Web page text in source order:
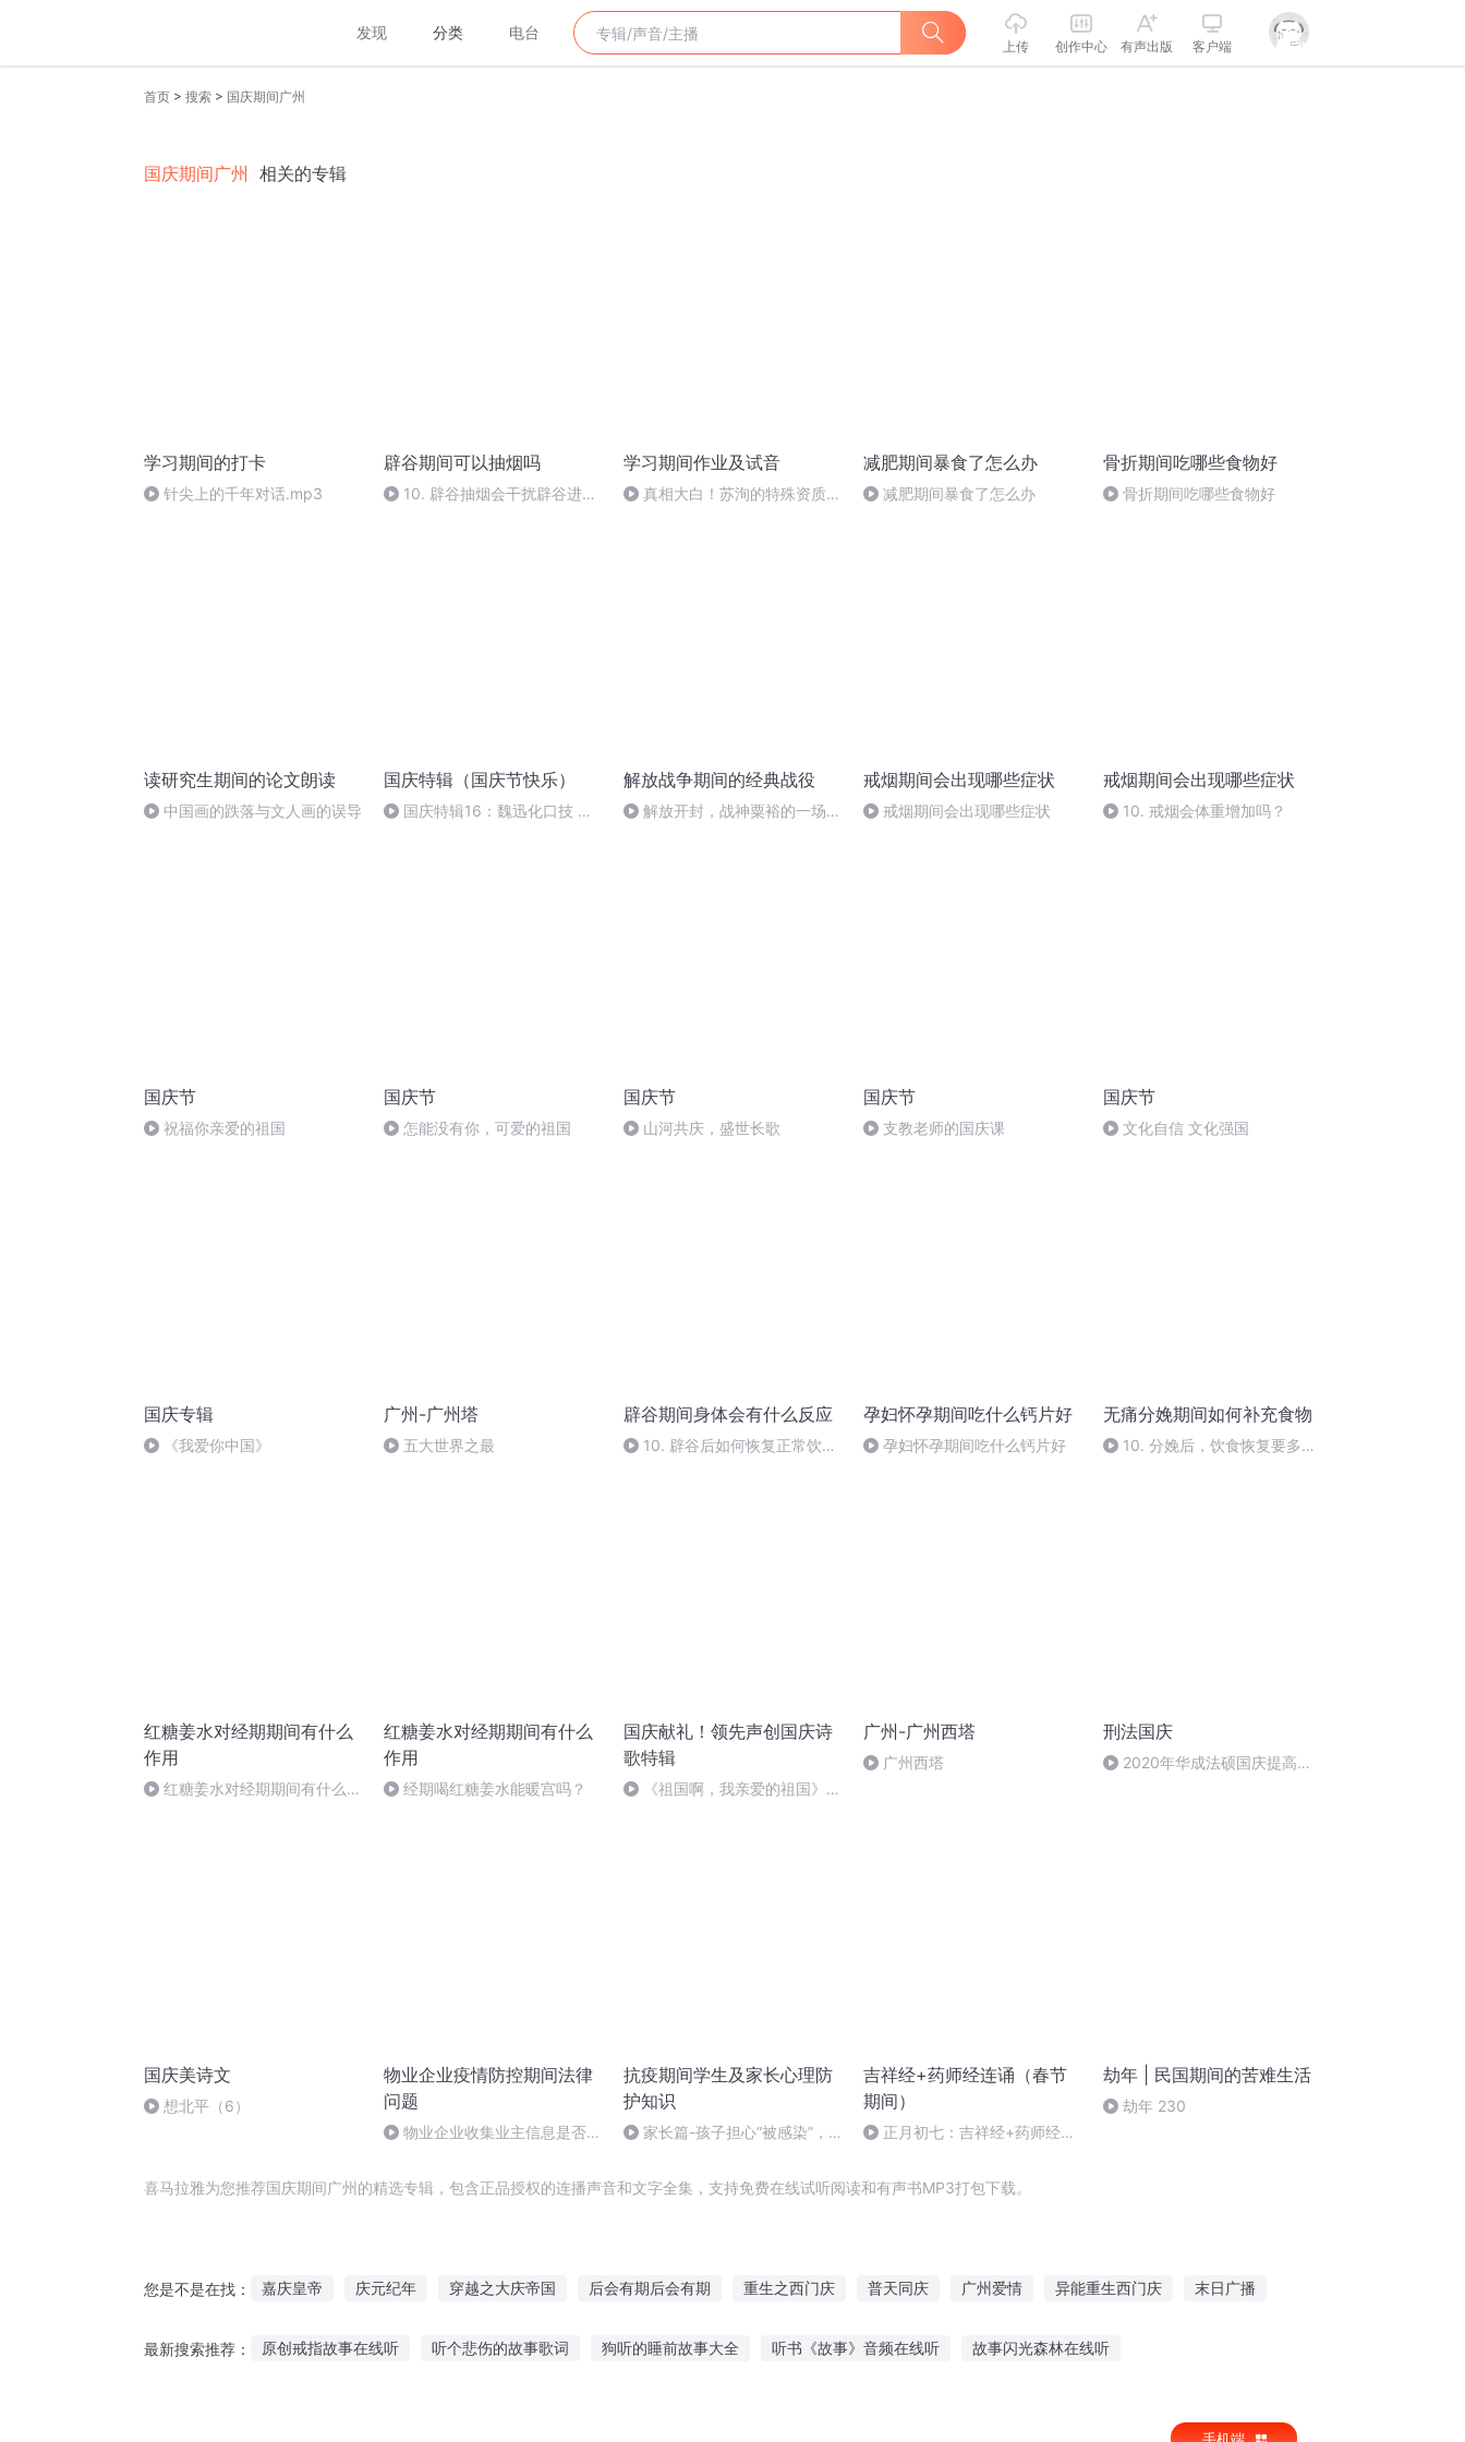
发现 分类 电台
上传 创作中心 有声出版 客户端
首页 > 搜索 > 国庆期间广州
国庆期间广州 相关的专辑
学习期间的打卡
针尖上的千年对话.mp3
辟谷期间可以抽烟吗
10. 辟谷抽烟会干扰辟谷进程
学习期间作业及试音
真相大白！苏洵的特殊资质究
减肥期间暴食了怎么办
减肥期间暴食了怎么办
骨折期间吃哪些食物好
骨折期间吃哪些食物好
读研究生期间的论文朗读
中国画的跌落与文人画的误导
国庆特辑（国庆节快乐）
国庆特辑16：魏迅化口技 二
解放战争期间的经典战役
解放开封，战神粟裕的一场神
戒烟期间会出现哪些症状
戒烟期间会出现哪些症状
戒烟期间会出现哪些症状
10. 戒烟会体重增加吗？
国庆节
祝福你亲爱的祖国
国庆节
怎能没有你，可爱的祖国
国庆节
山河共庆，盛世长歌
国庆节
支教老师的国庆课
国庆节
文化自信 文化强国
国庆专辑
《我爱你中国》
广州-广州塔
五大世界之最
辟谷期间身体会有什么反应
10. 辟谷后如何恢复正常饮
孕妇怀孕期间吃什么钙片好
孕妇怀孕期间吃什么钙片好
无痛分娩期间如何补充食物
10. 分娩后，饮食恢复要多
红糖姜水对经期期间有什么
作用
红糖姜水对经期期间有什么作
红糖姜水对经期期间有什么
作用
经期喝红糖姜水能暖宫吗？
国庆献礼！领先声创国庆诗
歌特辑
《祖国啊，我亲爱的祖国》温
广州-广州西塔
广州西塔
刑法国庆
2020年华成法硕国庆提高班
国庆美诗文
想北平（6）
物业企业疫情防控期间法律
问题
物业企业收集业主信息是否合
抗疫期间学生及家长心理防
护知识
家长篇-孩子担心“被感染”，
吉祥经+药师经连诵（春节
期间）
正月初七：吉祥经+药师经连
劫年 | 民国期间的苦难生活
劫年 230
喜马拉雅为您推荐国庆期间广州的精选专辑，包含正品授权的连播声音和文字全集，支持免费在线试听阅读和有声书MP3打包下载。
您是不是在找： 嘉庆皇帝 庆元纪年 穿越之大庆帝国 后会有期后会有期 重生之西门庆 普天同庆 广州爱情 异能重生西门庆 末日广播
最新搜索推荐： 原创戒指故事在线听 听个悲伤的故事歌词 狗听的睡前故事大全 听书《故事》音频在线听 故事闪光森林在线听